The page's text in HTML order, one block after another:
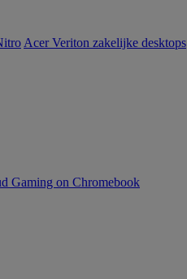
Acer Veriton zakelijke desktops
Gaming on Chromebook